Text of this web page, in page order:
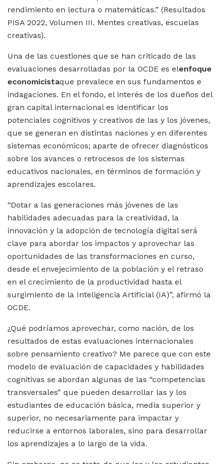
rendimiento en lectura o matemáticas.” (Resultados
PISA 2022, Volumen III. Mentes creativas, escuelas
creativas).
Una de las cuestiones que se han criticado de las
evaluaciones desarrolladas por la OCDE es elenfoque
economicistaque prevalece en sus fundamentos e
indagaciones. En el fondo, el interés de los dueños del
gran capital internacional es identificar los
potenciales cognitivos y creativos de las y los jóvenes,
que se generan en distintas naciones y en diferentes
sistemas económicos; aparte de ofrecer diagnósticos
sobre los avances o retrocesos de los sistemas
educativos nacionales, en términos de formación y
aprendizajes escolares.
“Dotar a las generaciones más jóvenes de las
habilidades adecuadas para la creatividad, la
innovación y la adopción de tecnología digital será
clave para abordar los impactos y aprovechar las
oportunidades de las transformaciones en curso,
desde el envejecimiento de la población y el retraso
en el crecimiento de la productividad hasta el
surgimiento de la Inteligencia Artificial (IA)”, afirmó la
OCDE.
¿Qué podríamos aprovechar, como nación, de los
resultados de estas evaluaciones internacionales
sobre pensamiento creativo? Me parece que con este
modelo de evaluación de capacidades y habilidades
cognitivas se abordan algunas de las “competencias
transversales” que pueden desarrollar las y los
estudiantes de educación básica, media superior y
superior, no necesariamente para impactar y
reducirse a entornos laborales, sino para desarrollar
los aprendizajes a lo largo de la vida.